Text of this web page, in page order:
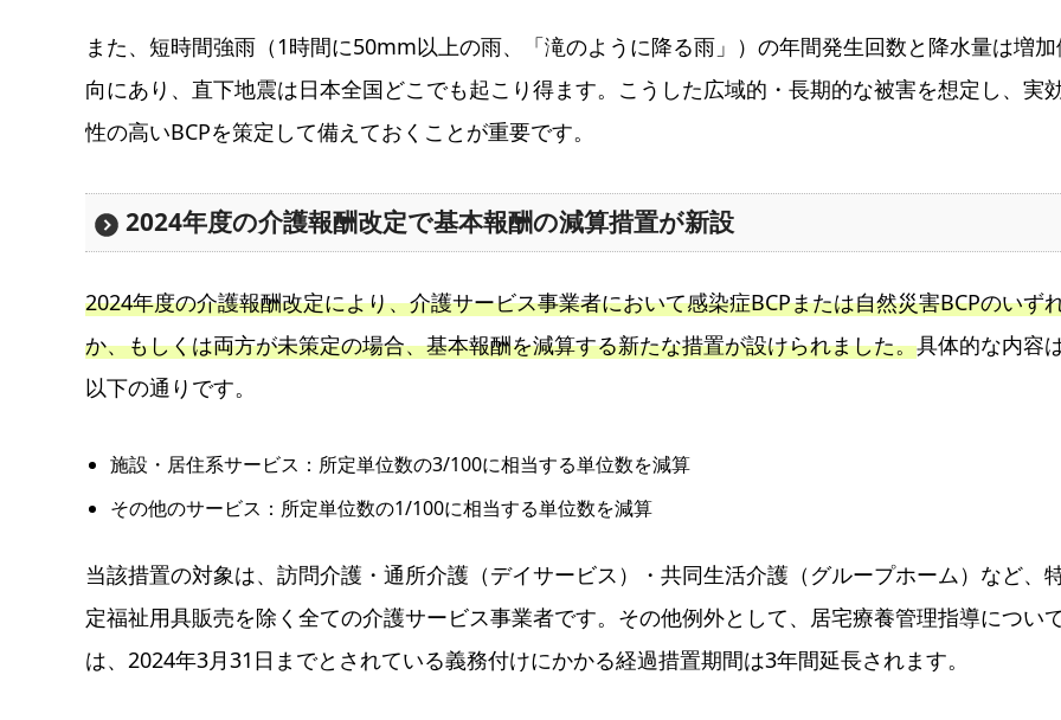
また、短時間強雨（1時間に50mm以上の雨、「滝のように降る雨」）の年間発生回数と降水量は増加
向にあり、直下地震は日本全国どこでも起こり得ます。こうした広域的・長期的な被害を想定し、実
性の高いBCPを策定して備えておくことが重要です。
2024年度の介護報酬改定で基本報酬の減算措置が新設
2024年度の介護報酬改定により、介護サービス事業者において感染症BCPまたは自然災害BCPのいず
か、もしくは両方が未策定の場合、基本報酬を減算する新たな措置が設けられました。具体的な内容
以下の通りです。
施設・居住系サービス：所定単位数の3/100に相当する単位数を減算
その他のサービス：所定単位数の1/100に相当する単位数を減算
当該措置の対象は、訪問介護・通所介護（デイサービス）・共同生活介護（グループホーム）など、
定福祉用具販売を除く全ての介護サービス事業者です。その他例外として、居宅療養管理指導につい
は、2024年3月31日までとされている義務付けにかかる経過措置期間は3年間延長されます。